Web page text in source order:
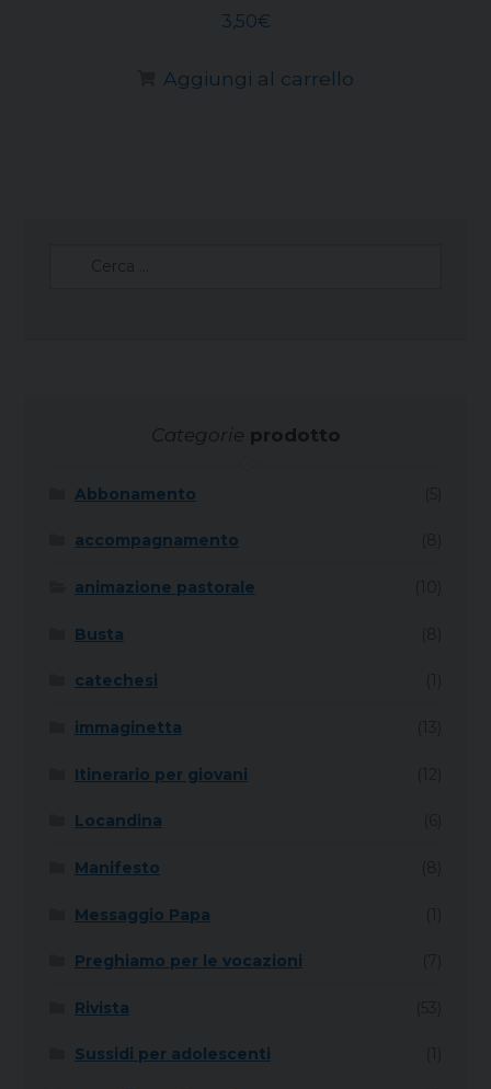
3,50€
Aggiungi al carrello
Categorie prodotto
Abbonamento
accompagnamento
animazione pastorale
Busta
catechesi
immaginetta
Itinerario per giovani
Locandina
Manifesto
Messaggio Papa
Preghiamo per le vocazioni
Rivista
Sussidi per adolescenti